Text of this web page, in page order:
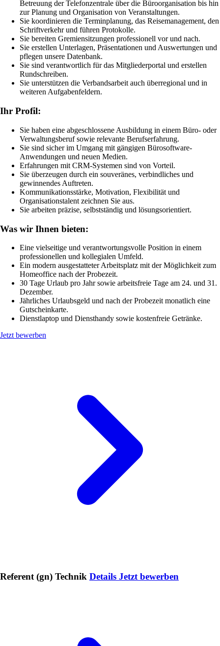
Betreuung der Telefonzentrale über die Büroorganisation bis hin
zur Planung und Organisation von Veranstaltungen.
Sie koordinieren die Terminplanung, das Reisemanagement, den
Schriftverkehr und führen Protokolle.
Sie bereiten Gremiensitzungen professionell vor und nach.
Sie erstellen Unterlagen, Präsentationen und Auswertungen und
pflegen unsere Datenbank.
Sie sind verantwortlich für das Mitgliederportal und erstellen
Rundschreiben.
Sie unterstützen die Verbandsarbeit auch überregional und in
weiteren Aufgabenfeldern.
Ihr Profil:
Sie haben eine abgeschlossene Ausbildung in einem Büro- oder
Verwaltungsberuf sowie relevante Berufserfahrung.
Sie sind sicher im Umgang mit gängigen Bürosoftware-
Anwendungen und neuen Medien.
Erfahrungen mit CRM-Systemen sind von Vorteil.
Sie überzeugen durch ein souveränes, verbindliches und
gewinnendes Auftreten.
Kommunikationsstärke, Motivation, Flexibilität und
Organisationstalent zeichnen Sie aus.
Sie arbeiten präzise, selbstständig und lösungsorientiert.
Was wir Ihnen bieten:
Eine vielseitige und verantwortungsvolle Position in einem
professionellen und kollegialen Umfeld.
Ein modern ausgestatteter Arbeitsplatz mit der Möglichkeit zum
Homeoffice nach der Probezeit.
30 Tage Urlaub pro Jahr sowie arbeitsfreie Tage am 24. und 31.
Dezember.
Jährliches Urlaubsgeld und nach der Probezeit monatlich eine
Gutscheinkarte.
Dienstlaptop und Diensthandy sowie kostenfreie Getränke.
Jetzt bewerben
Referent (gn) Technik Details Jetzt bewerben